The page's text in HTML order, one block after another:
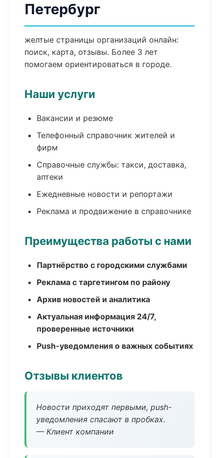
Петербург
желтые страницы организаций онлайн:
поиск, карта, отзывы. Более 3 лет
помогаем ориентироваться в городе.
Наши услуги
Вакансии и резюме
Телефонный справочник жителей и
фирм
Справочные службы: такси, доставка,
аптеки
Ежедневные новости и репортажи
Реклама и продвижение в справочнике
Преимущества работы с нами
Партнёрство с городскими службами
Реклама с таргетингом по району
Архив новостей и аналитика
Актуальная информация 24/7,
проверенные источники
Push-уведомления о важных событиях
Отзывы клиентов
Новости приходят первыми, push-
уведомления спасают в пробках.
— Клиент компании